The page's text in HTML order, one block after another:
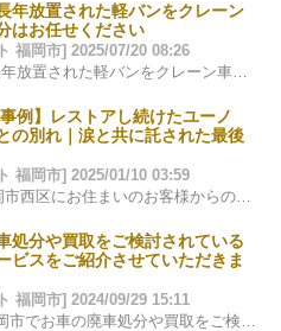
年放置された軽バンをクレーン
はお任せください
福岡市] 2025/07/20 08:26
【福岡市早良区】長年放置された軽バンをクレーン車で引取対応しました 先日、福岡市早良区にて、長い間ご自宅の片隅に静かに眠っていた軽バンの…
例】レストアし続けたユーノ
の別れ｜涙と共に託された最後
福岡市] 2025/01/10 03:59
今回ご依頼いただいたのは、福岡市西区にお住まいのお客様からの廃車のご相談でした。 車種は、今もなお多くのファンに愛され続けているユーノス・ロ…
処分や買取をご検討されている
ビスをご紹介させていただきま
福岡市] 2024/09/29 15:11
福岡市にお住まいの皆様へ、 福岡市でお車の廃車処分や買取をご検討されている方々に、当社のサービスをご紹介させていただきます。自動車は日々の生活に欠…